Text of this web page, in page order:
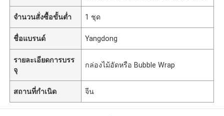
จำนวนสั่งซื้อขั้นต่ำ 1 ชุด
ชื่อแบรนด์ Yangdong
รายละเอียดการบรร
จุ
กล่องไม้อัดหรือ Bubble Wrap
สถานที่กำเนิด จีน